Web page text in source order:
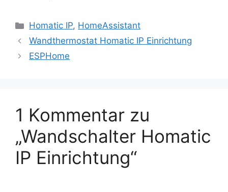
Kategorien
Homatic IP, HomeAssistant
Wandthermostat Homatic IP Einrichtung
ESPHome
1 Kommentar zu
„Wandschalter Homatic
IP Einrichtung“